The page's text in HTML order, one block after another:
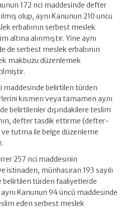
172 nci maddesinde defter
olup, aynı Kanunun 210 uncu
erbabının serbest meslek
altına alınmıştır. Yine aynı
de serbest meslek erbabının
makbuzu düzenlemek
maddesinde belirtilen türden
kısmen veya tamamen aynı
belirtilenler dışındakilere teslim
defter tasdik ettirme (defter-
tutma ile belge düzenleme
257 nci maddesinin
istinaden, münhasıran 193 sayılı
belirtilen türden faaliyetlerde
Kanunun 94 üncü maddesinde
eden serbest meslek